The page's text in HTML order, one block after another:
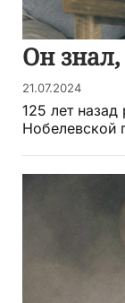
Он
21.07.2024
125 лет
Нобелевской